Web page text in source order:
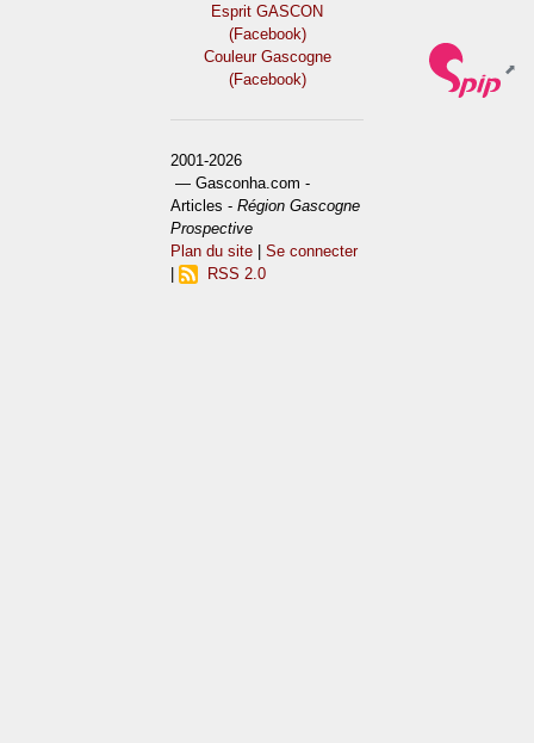
Esprit GASCON
(Facebook)
Couleur Gascogne
(Facebook)
2001-2026
— Gasconha.com -
Articles -Région Gascogne
Prospective
Plan du site |Se connecter
RSS 2.0